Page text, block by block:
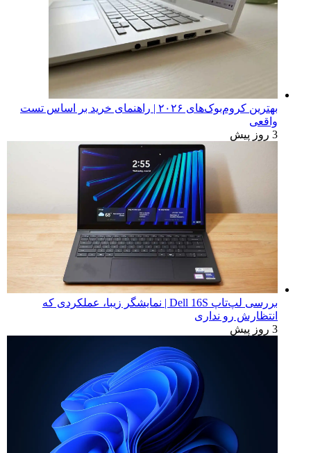
بهترین کروم‌بوک‌های ۲۰۲۶ | راهنمای خرید بر اساس تست
واقعی
3 روز پیش
بررسی لپ‌تاپ Dell 16S | نمایشگر زیبا، عملکردی که
انتظارش رو نداری
3 روز پیش